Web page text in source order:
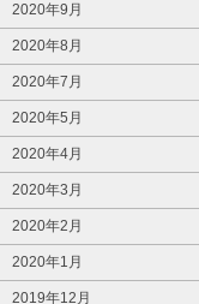
2020年9月
2020年8月
2020年7月
2020年5月
2020年4月
2020年3月
2020年2月
2020年1月
2019年12月